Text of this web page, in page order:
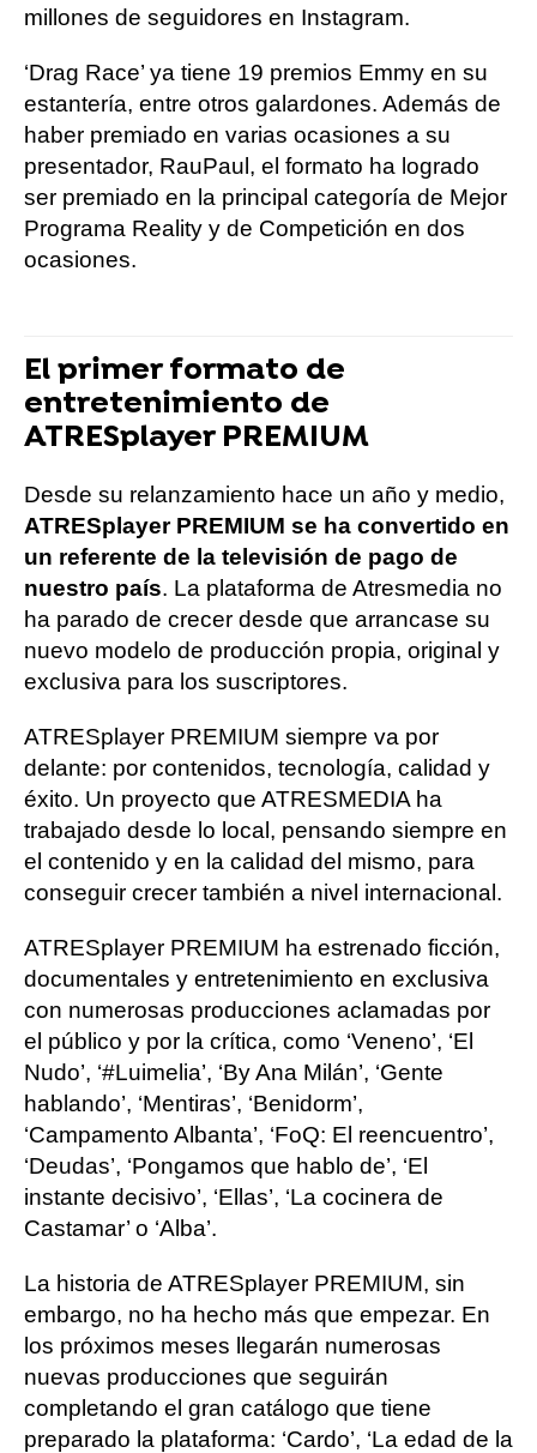
millones de seguidores en Instagram.
‘Drag Race’ ya tiene 19 premios Emmy en su
estantería, entre otros galardones. Además de
haber premiado en varias ocasiones a su
presentador, RauPaul, el formato ha logrado
ser premiado en la principal categoría de Mejor
Programa Reality y de Competición en dos
ocasiones.
El primer formato de
entretenimiento de
ATRESplayer PREMIUM
Desde su relanzamiento hace un año y medio,
ATRESplayer PREMIUM se ha convertido en
un referente de la televisión de pago de
nuestro país. La plataforma de Atresmedia no
ha parado de crecer desde que arrancase su
nuevo modelo de producción propia, original y
exclusiva para los suscriptores.
ATRESplayer PREMIUM siempre va por
delante: por contenidos, tecnología, calidad y
éxito. Un proyecto que ATRESMEDIA ha
trabajado desde lo local, pensando siempre en
el contenido y en la calidad del mismo, para
conseguir crecer también a nivel internacional.
ATRESplayer PREMIUM ha estrenado ficción,
documentales y entretenimiento en exclusiva
con numerosas producciones aclamadas por
el público y por la crítica, como ‘Veneno’, ‘El
Nudo’, ‘#Luimelia’, ‘By Ana Milán’, ‘Gente
hablando’, ‘Mentiras’, ‘Benidorm’,
‘Campamento Albanta’, ‘FoQ: El reencuentro’,
‘Deudas’, ‘Pongamos que hablo de’, ‘El
instante decisivo’, ‘Ellas’, ‘La cocinera de
Castamar’ o ‘Alba’.
La historia de ATRESplayer PREMIUM, sin
embargo, no ha hecho más que empezar. En
los próximos meses llegarán numerosas
nuevas producciones que seguirán
completando el gran catálogo que tiene
preparado la plataforma: ‘Cardo’, ‘La edad de la